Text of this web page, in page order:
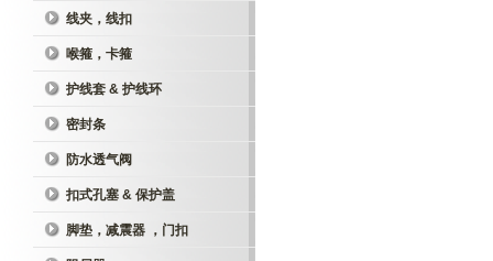
线夹，线扣
喉箍，卡箍
护线套 & 护线环
密封条
防水透气阀
扣式孔塞 & 保护盖
脚垫，减震器 ，门扣